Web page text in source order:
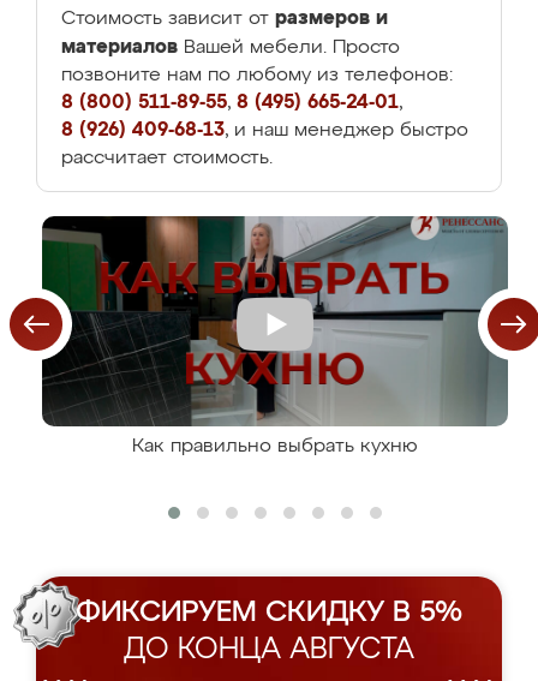
Стоимость зависит от размеров и
материалов Вашей мебели. Просто
позвоните нам по любому из телефонов:
8 (800) 511-89-55, 8 (495) 665-24-01,
8 (926) 409-68-13, и наш менеджер быстро
рассчитает стоимость.
Как правильно выбрать кухню
ФИКСИРУЕМ СКИДКУ В 5%
ДО КОНЦА АВГУСТА